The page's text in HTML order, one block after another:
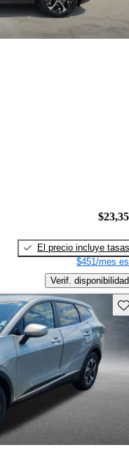
El precio incluye tasas
$451/mes
Verif. disponibilidad